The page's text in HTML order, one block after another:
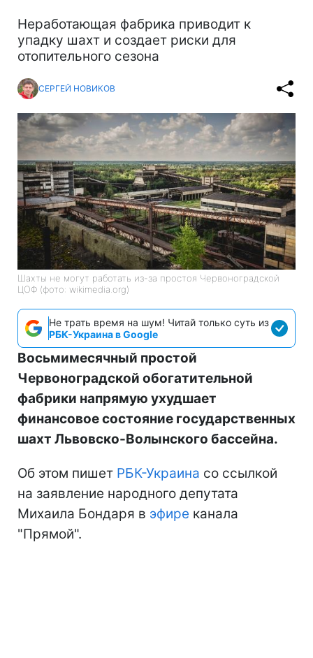
Неработающая фабрика приводит к
упадку шахт и создает риски для
отопительного сезона
СЕРГЕЙ НОВИКОВ
Шахты не могут работать из-за простоя Червоноградской
ЦОФ (фото: wikimedia.org)
Не трать время на шум! Читай только суть из
РБК-Украина в Google
Восьмимесячный простой
Червоноградской обогатительной
фабрики напрямую ухудшает
финансовое состояние государственных
шахт Львовско-Волынского бассейна.
Об этом пишет РБК-Украина со ссылкой
на заявление народного депутата
Михаила Бондаря в эфире канала
"Прямой".